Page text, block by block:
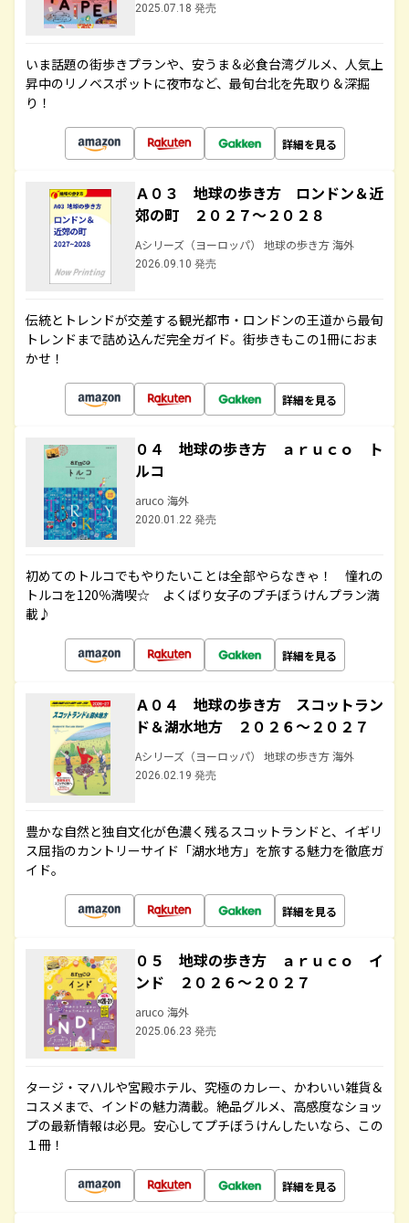
2025.07.18 発売
いま話題の街歩きプランや、安うま＆必食台湾グルメ、人気上
昇中のリノベスポットに夜市など、最旬台北を先取り＆深掘
り！
詳細を見る
Ａ０３ 地球の歩き方 ロンドン＆近
郊の町 ２０２７～２０２８
Aシリーズ（ヨーロッパ） 地球の歩き方 海外
2026.09.10 発売
伝統とトレンドが交差する観光都市・ロンドンの王道から最旬
トレンドまで詰め込んだ完全ガイド。街歩きもこの1冊におま
かせ！
詳細を見る
０４ 地球の歩き方 ａｒｕｃｏ ト
ルコ
aruco 海外
2020.01.22 発売
初めてのトルコでもやりたいことは全部やらなきゃ！ 憧れの
トルコを120％満喫☆ よくばり女子のプチぼうけんプラン満
載♪
詳細を見る
Ａ０４ 地球の歩き方 スコットラン
ド＆湖水地方 ２０２６～２０２７
Aシリーズ（ヨーロッパ） 地球の歩き方 海外
2026.02.19 発売
豊かな自然と独自文化が色濃く残るスコットランドと、イギリ
ス屈指のカントリーサイド「湖水地方」を旅する魅力を徹底ガ
イド。
詳細を見る
０５ 地球の歩き方 ａｒｕｃｏ イ
ンド ２０２６～２０２７
aruco 海外
2025.06.23 発売
タージ・マハルや宮殿ホテル、究極のカレー、かわいい雑貨＆
コスメまで、インドの魅力満載。絶品グルメ、高感度なショッ
プの最新情報は必見。安心してプチぼうけんしたいなら、この
１冊！
詳細を見る